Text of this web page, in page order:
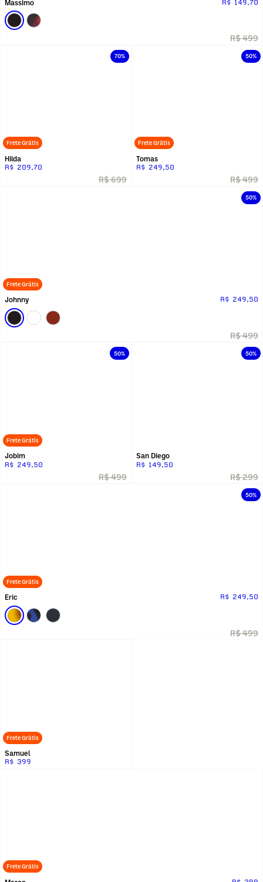
Massimo R$ 149,70
R$ 499
70%
Frete Grátis
Hilda
R$ 209,70
R$ 699
50%
Frete Grátis
Johnny R$ 249,50
R$ 499
50%
Frete Grátis
Tomas
R$ 249,50
R$ 499
50%
Frete Grátis
Jobim
R$ 249,50
R$ 499
50%
Frete Grátis
Eric R$ 249,50
R$ 499
50%
San Diego
R$ 149,50
R$ 299
Frete Grátis
Samuel
R$ 399
Frete Grátis